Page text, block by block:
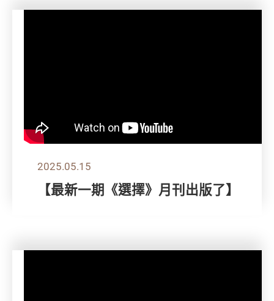
2025.05.15
【最新一期《選擇》月刊出版了】